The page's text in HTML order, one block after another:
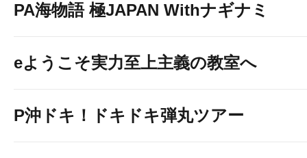
PA海物語 極JAPAN Withナギナミ
eようこそ実力至上主義の教室へ
P沖ドキ！ドキドキ弾丸ツアー